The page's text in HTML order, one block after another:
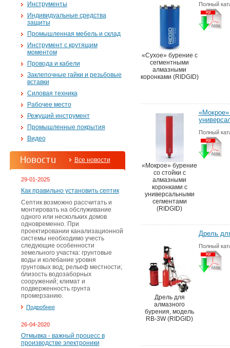
Инструменты
Индивидуальные средства
защиты
Промышленная мебель и склад
Инструмент с крутящим
моментом
Провода и кабели
Заклепочные гайки и резьбовые
вставки
Силовая техника
Рабочее место
Режущий инструмент
Промышленные покрытия
Видео
Новости Все новости
29-01-2025
Как правильно установить септик
Септик возможно рассчитать и
монтировать на обслуживание
одного или нескольких домов
одновременно. При
проектировании канализационной
системы необходимо учесть
следующие особенности
земельного участка: грунтовые
воды и колебание уровня
грунтовых вод; рельеф местности;
близость водозаборных
сооружений; климат и
подверженность грунта
промерзанию.
Подробнее
26-04-2020
Отмывка - важный процесс в
производстве электроники
«Сухое» бурение с
сегментными
алмазными
коронками (RIDGID)
Полный
«Мокрое» бурение
со стойки с
алмазными
коронками с
универсальными
сегментами
(RIDGID)
«Мокрое»
Полный
Дрель для
алмазного
бурения, модель
RB-3W (RIDGID)
Дрель
Полный